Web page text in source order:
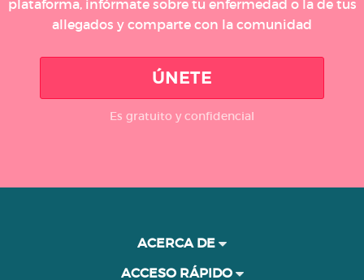
plataforma, infórmate sobre tu enfermedad o la de tus
allegados y comparte con la comunidad
ÚNETE
Es gratuito y confidencial
ACERCA DE
ACCESO RÁPIDO